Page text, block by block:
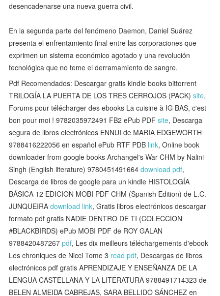
desencadenarse una nueva guerra civil.
En la segunda parte del fenómeno Daemon, Daniel Suárez
presenta el enfrentamiento final entre las corporaciones que
exprimen un sistema económico agotado y una revolución
tecnológica que no teme el derramamiento de sangre.
Pdf Recomendados: Descargar gratis kindle books bittorrent
TRILOGÍA LA PUERTA DE LOS TRES CERROJOS (PACK)site,
Forums pour télécharger des ebooks La cuisine à IG BAS, c'est
bon pour moi ! 9782035972491 FB2 ePub PDFsite, Descarga
segura de libros electrónicos ENNUI de MARIA EDGEWORTH
9788416222056 en español ePub RTF PDB link, Online book
downloader from google books Archangel's War CHM by Nalini
Singh (English literature) 9780451491664download pdf,
Descarga de libros de google para un kindle HISTOLOGÍA
BÁSICA 12 EDICION MOBI PDF CHM (Spanish Edition) de L.C.
JUNQUEIRAdownload link, Gratis libros electrónicos descargar
formato pdf gratis NADIE DENTRO DE TI (COLECCION
#BLACKBIRDS) ePub MOBI PDF de ROY GALAN
9788420487267pdf, Les dix meilleurs téléchargements d'ebook
Les chroniques de Nicci Tome 3 read pdf, Descargas de libros
electrónicos pdf gratis APRENDIZAJE Y ENSEÑANZA DE LA
LENGUA CASTELLANA Y LA LITERATURA 9788491714323 de
BELEN ALMEIDA CABREJAS, SARA BELLIDO SÁNCHEZ en